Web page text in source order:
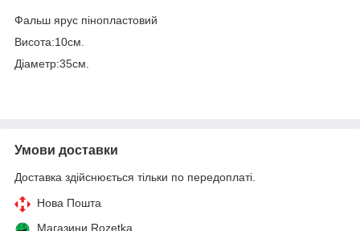
Фальш ярус пінопластовий
Висота:10см.
Діаметр:35см.
Умови доставки
Доставка здійснюється тільки по передоплаті.
Нова Пошта
Магазини Rozetka